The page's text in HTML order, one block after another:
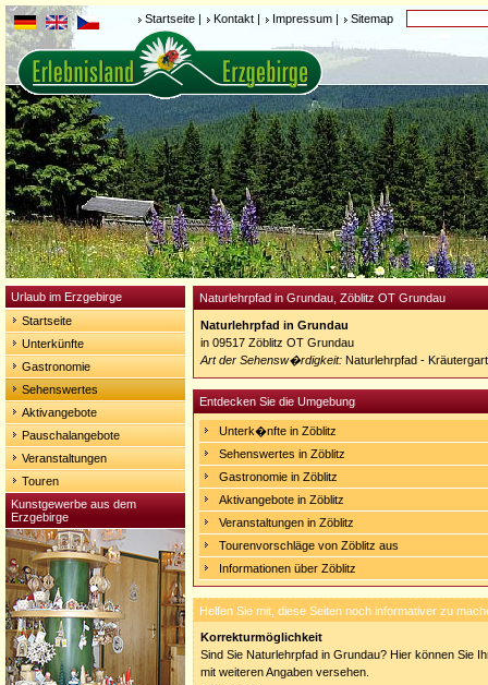
Startseite | Kontakt | Impressum | Sitemap
Urlaub im Erzgebirge
Startseite
Unterkünfte
Gastronomie
Sehenswertes
Aktivangebote
Pauschalangebote
Veranstaltungen
Touren
Kunstgewerbe aus dem
Erzgebirge
Naturlehrpfad in Grundau, Zöblitz OT Grundau
Naturlehrpfad in Grundau
in 09517 Zöblitz OT Grundau
Art der Sehensw�rdigkeit: Naturlehrpfad -
Entdecken Sie die Umgebung
Unterk�nfte in Zöblitz
Sehenswertes in Zöblitz
Gastronomie in Zöblitz
Aktivangebote in Zöblitz
Veranstaltungen in Zöblitz
Tourenvorschläge von Zöblitz aus
Informationen über Zöblitz
Helfen Sie mit, diese Seiten noch informativer zu
Korrekturmöglichkeit
Sind Sie Naturlehrpfad in Grundau? Hier können Sie
mit weiteren Angaben versehen.